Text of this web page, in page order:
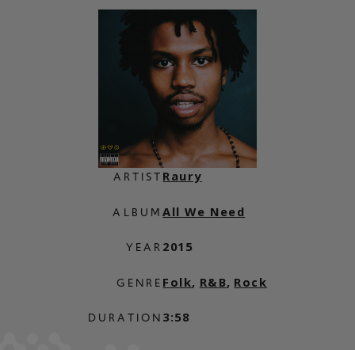
ARTIST
ALBUM
YEAR
GENRE
DURATION
Raury
All We Need
2015
Folk, R&B, Rock
3:58